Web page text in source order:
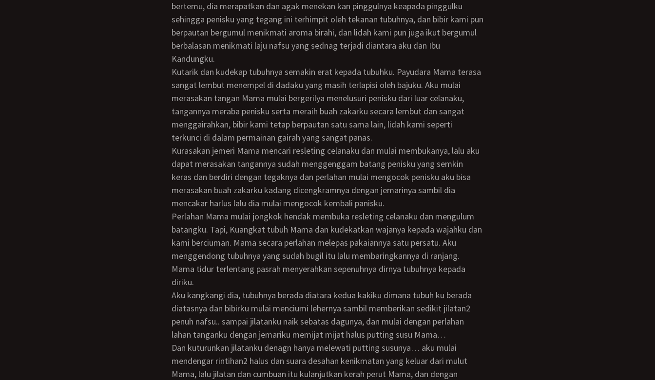
bertemu, dia merapatkan dan agak menekan kan pinggulnya keapada pinggulku
sehingga penisku yang tegang ini terhimpit oleh tekanan tubuhnya, dan bibir kami pun
berpautan bergumul menikmati aroma birahi, dan lidah kami pun juga ikut bergumul
berbalasan menikmati laju nafsu yang sednag terjadi diantara aku dan Ibu
Kandungku.
Kutarik dan kudekap tubuhnya semakin erat kepada tubuhku. Payudara Mama terasa
sangat lembut menempel di dadaku yang masih terlapisi oleh bajuku. Aku mulai
merasakan tangan Mama mulai bergerilya menelusuri penisku dari luar celanaku,
tangannya meraba penisku serta meraih buah zakarku secara lembut dan sangat
menggairahkan, bibir kami tetap berpautan satu sama lain, lidah kami seperti
terkunci di dalam permainan gairah yang sangat panas.
Kurasakan jemeri Mama mencari resleting celanaku dan mulai membukanya, lalu aku
dapat merasakan tangannya sudah menggenggam batang penisku yang semkin
keras dan berdiri dengan tegaknya dan perlahan mulai mengocok penisku aku bisa
merasakan buah zakarku kadang dicengkramnya dengan jemarinya sambil dia
mencakar harlus lalu dia mulai mengocok kembali panisku.
Perlahan Mama mulai jongkok hendak membuka resleting celanaku dan mengulum
batangku. Tapi, Kuangkat tubuh Mama dan kudekatkan wajanya kepada wajahku dan
kami berciuman. Mama secara perlahan melepas pakaiannya satu persatu. Aku
menggendong tubuhnya yang sudah bugil itu lalu membaringkannya di ranjang.
Mama tidur terlentang pasrah menyerahkan sepenuhnya dirnya tubuhnya kepada
diriku.
aku kangkangi dia, tubuhnya berada diatara kedua kakiku dimana tubuh ku berada
diatasnya dan bibirku mulai menciumi lehernya sambil memberikan sedikit jilatan2
penuh nafsu.. sampai jilatanku naik sebatas dagunya, dan mulai dengan perlahan
lahan tanganku dengan jemariku memijat mijat halus putting susu Mama…
dan kuturunkan jilatanku denagn hanya melewati putting susunya… aku mulai
mendengar rintihan2 halus dan suara desahan kenikmatan yang keluar dari mulut
Mama, lalu jilatan dan cumbuan itu kulanjutkan kerah perut Mama, dan dengan